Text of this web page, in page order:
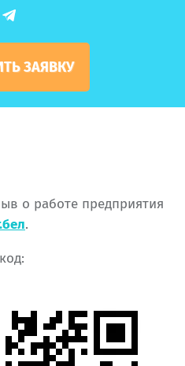
ЗАЯВКУ
о работе предприятия
.